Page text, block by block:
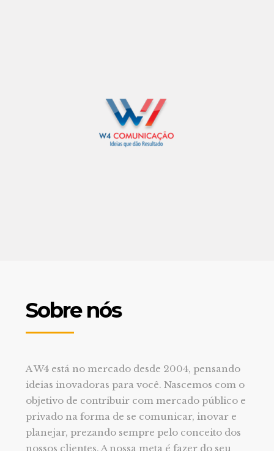
Sobre nós
A W4 está no mercado desde 2004, pensando
ideias inovadoras para você. Nascemos com o
objetivo de contribuir com mercado público e
privado na forma de se comunicar, inovar e
planejar, prezando sempre pelo conceito dos
nossos clientes. A nossa meta é fazer do seu